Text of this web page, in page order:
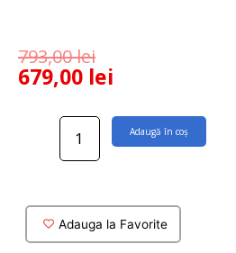
793,00lei
679,00 lei
Cantitate
Olmo
80
Adaugă în coș
Adauga la Favorite